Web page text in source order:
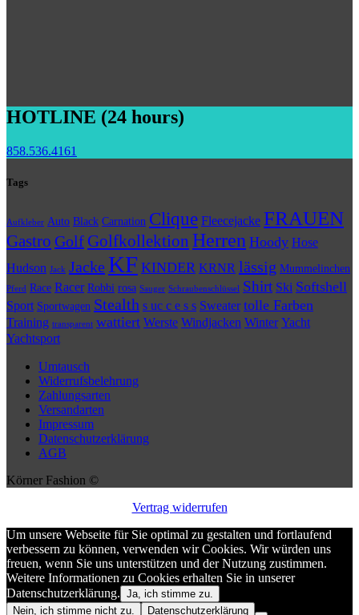
HOTLINE (24 hours)
858.536.4161
Tags
Aufkleber Auto Black Carnation Clique Fleecejacke FRAUEN
Gastro Golf Golfkollektion Herren Hoody Hose
Hudson Jack Jacke KF KINDER KRNR lässig Mummelinchen
Pferd Race Racer Robbi rosa Sauger Schraubenschlüssel Shirt Ski Softshell
Sport Sportwagen Stealth s uc c e s s Sweater tolle Farben
Training transparent wattiert Werste Windjacken Winter Yacht
Yachtsport
Umtausch
Widerrufsbelehrung
Zahlungsarten
Versandarten
Impressum
Datenschutzerklärung
AGB
Körner Fashion ©
Vertrag widerrufen
Um unsere Webseite für Sie optimal zu gestalten und fortlaufend
verbessern zu können, verwenden wir Cookies. Wir würden uns
freuen, wenn Sie uns unterstützen und der Nutzung zustimmen.
Weitere Informationen zu Cookies erhalten Sie in unserer
Datenschutzerklärung. Ja, ich stimme zu.
Nein, ich stimme nicht zu.
Datenschutzerklärung